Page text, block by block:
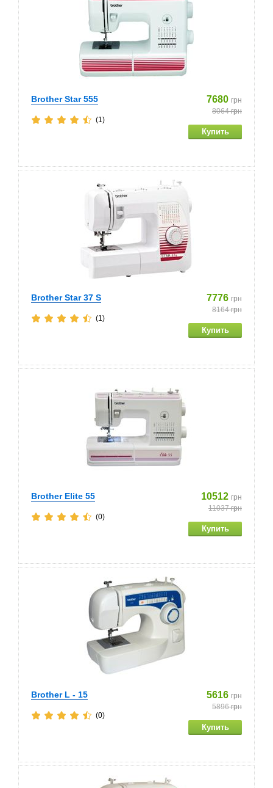
Brother Star 555 7680 грн
8064грн
(1)
Brother Star 37 S 7776 грн
8164грн
(1)
Brother Elite 55 10512 грн
11037грн
(0)
Brother L - 15 5616 грн
5896грн
(0)